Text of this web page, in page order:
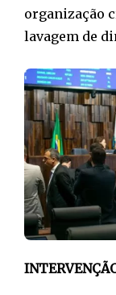
organização
lavagem de